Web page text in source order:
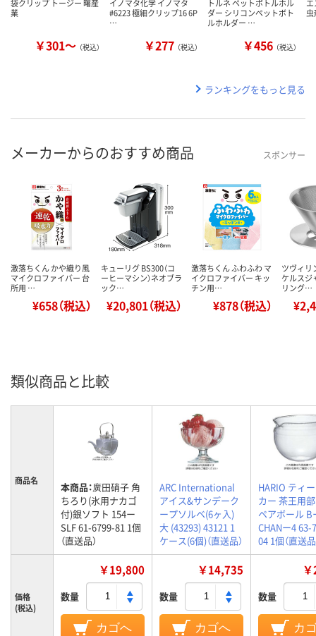
袋クリップ トージー 曙産
業
￥301～ （税込）
イノマタ化学 イノマタ
#6223 極細クリップ16 6P
…
￥277 （税込）
トルネ ペットボトルホル
ダー シリコンペットボト
ルホルダー …
￥456 （税込）
ランキングをもっと見る
メーカーからのおすすめ商品 スポンサー
激落ちくん かや織り風
マイクロファイバー 台
所用 …
¥658（税込）
キューリグ BS300（コ
ーヒーマシン）ネオブラ
ック…
¥20,801（税込）
激落ちくん ふわふわ マ
イクロファイバー キッ
チン用…
¥878（税込）
ツヴィリ
ケルスジ
リング…
類似商品と比較
商品名 本商品：廣田硝子 角
ちろり(氷用ナカゴ
付)銀ソフト 154ー
SLF 61-6799-81 1個
（直送品）
ARC International
アイス&サンデーク
ープソルベ(6ヶ入)
大 (43293) 43121 1
ケース(6個)（直送品）
HARIO ティ
カー 茶王用
ペアボール B
CHANー4 63-
04 1個（直送品
価格
(税込)
￥19,800
数量
カゴへ
￥14,735
数量
カゴへ
数量
カ